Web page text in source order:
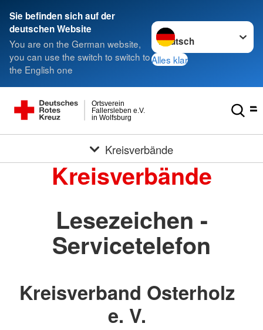
Sie befinden sich auf der
deutschen Website
You are on the German website,
you can use the switch to switch to
the English one
Sprache wechseln zu
Alles klar
in Wolfsburg
Fallersleben e.V.
Ortsverein
Kreisverbände
Kreisverbände
Lesezeichen -
Servicetelefon
Kreisverband Osterholz
e. V.